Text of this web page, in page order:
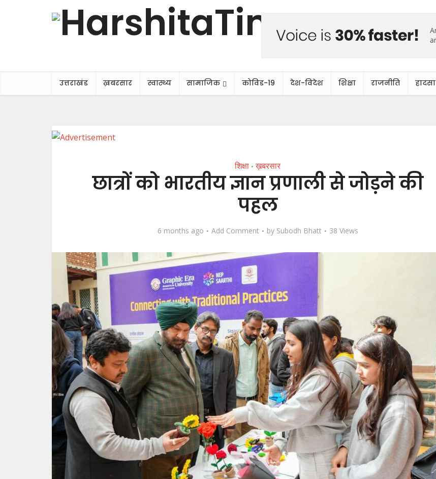
उत्तराखंड ख़बरसार स्वास्थ्य सामाजिक कोविड-19 देश-विदेश शिक्षा राजनीति हादसा
शिक्षा • ख़बरसार
छात्रों को भारतीय ज्ञान प्रणाली से जोड़ने की
पहल
6 months ago Add Comment by Subodh Bhatt 38 Views